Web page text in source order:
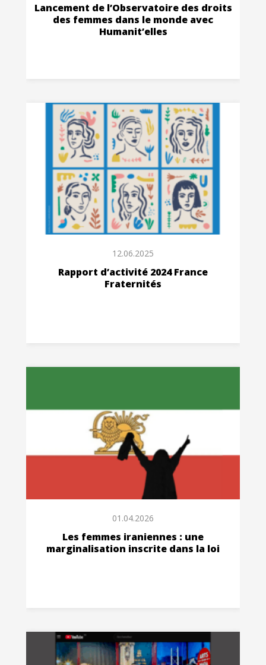
Lancement de l’Observatoire des droits
des femmes dans le monde avec
Humanit’elles
12.06.2025
Rapport d’activité 2024 France
Fraternités
01.04.2026
Les femmes iraniennes : une
marginalisation inscrite dans la loi